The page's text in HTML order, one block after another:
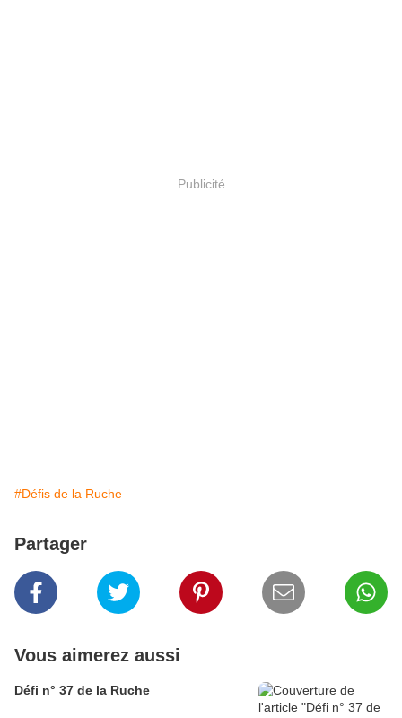
Publicité
#Défis de la Ruche
Partager
Vous aimerez aussi
Défi n° 37 de la Ruche